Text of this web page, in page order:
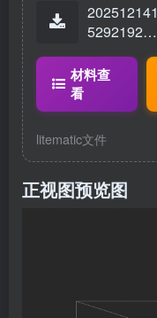
202512141
52921922-
ematic
材料查
看
litematic文件
正视图预览图